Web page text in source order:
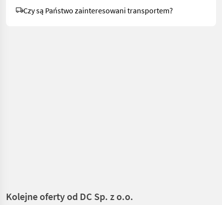
Czy są Państwo zainteresowani transportem?
Kolejne oferty od DC Sp. z o.o.